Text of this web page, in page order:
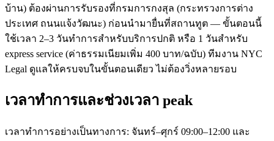
บ้าน) ต้องผ่านการรับรองที่กรมการกงสุล (กระทรวงการต่าง
ประเทศ ถนนแจ้งวัฒนะ) ก่อนนำมายื่นที่สถานทูต — ขั้นตอนนี้
ใช้เวลา 2–3 วันทำการสำหรับบริการปกติ หรือ 1 วันสำหรับ
express service (ค่าธรรมเนียมเพิ่ม 400 บาท/ฉบับ) ทีมงาน NYC
Legal ดูแลให้ครบจบในขั้นตอนเดียว ไม่ต้องวิ่งหลายรอบ
เวลาทำการและช่วงเวลา peak
เวลาทำการอย่างเป็นทางการ: จันทร์–ศุกร์ 09:00–12:00 และ